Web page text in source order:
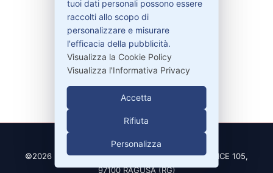
Contatti
329-30.78.513
info@pitdriver.com
©2026 PitDriver | CROCO DEAL S.R.L. VIA DEL SALICE 105,
97100 RAGUSA (RG)
tuoi dati personali possono essere
raccolti allo scopo di
personalizzare e misurare
l'efficacia della pubblicità.
Visualizza la Cookie Policy
Visualizza l'Informativa Privacy
Accetta
Rifiuta
Personalizza